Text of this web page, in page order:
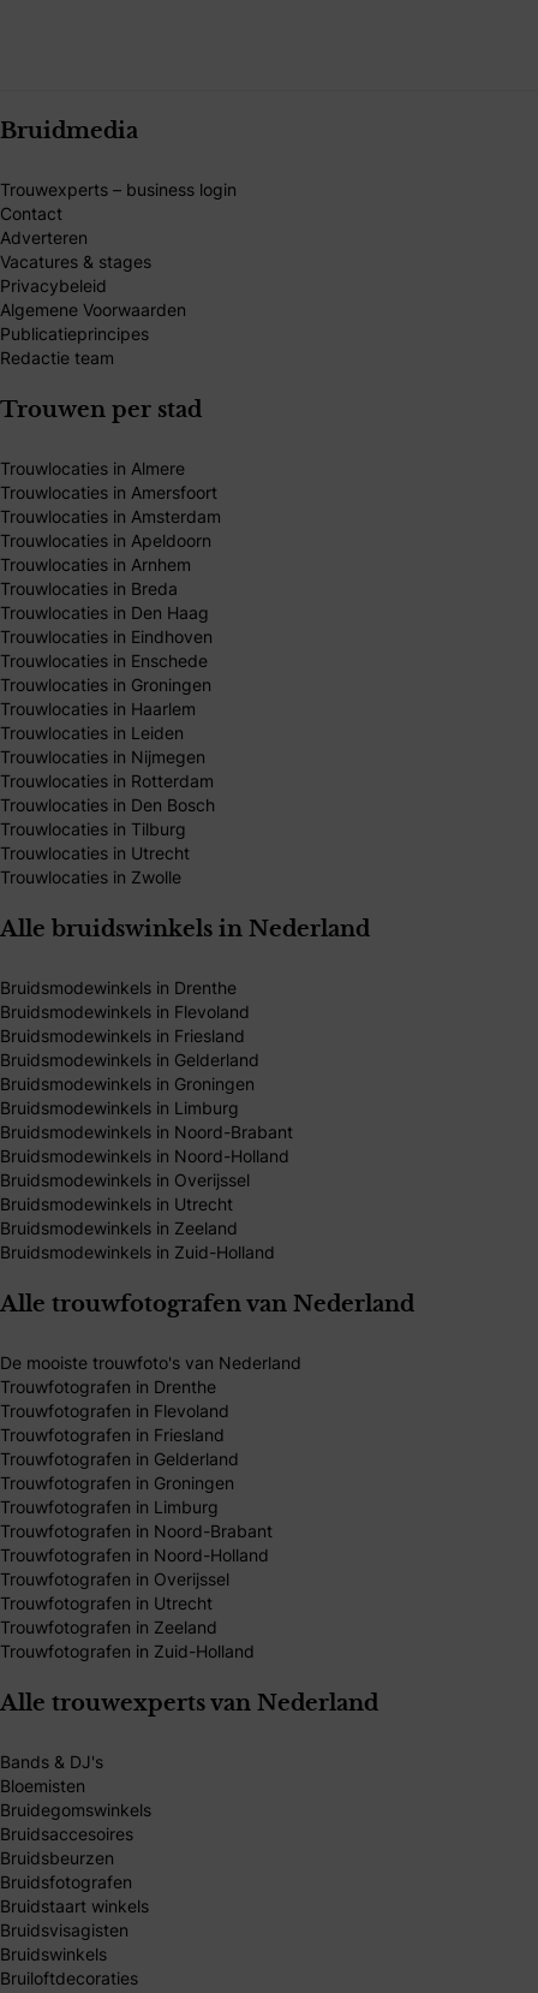
Bruidmedia
Trouwexperts – business login
Contact
Adverteren
Vacatures & stages
Privacybeleid
Algemene Voorwaarden
Publicatieprincipes
Redactie team
Trouwen per stad
Trouwlocaties in Almere
Trouwlocaties in Amersfoort
Trouwlocaties in Amsterdam
Trouwlocaties in Apeldoorn
Trouwlocaties in Arnhem
Trouwlocaties in Breda
Trouwlocaties in Den Haag
Trouwlocaties in Eindhoven
Trouwlocaties in Enschede
Trouwlocaties in Groningen
Trouwlocaties in Haarlem
Trouwlocaties in Leiden
Trouwlocaties in Nijmegen
Trouwlocaties in Rotterdam
Trouwlocaties in Den Bosch
Trouwlocaties in Tilburg
Trouwlocaties in Utrecht
Trouwlocaties in Zwolle
Alle bruidswinkels in Nederland
Bruidsmodewinkels in Drenthe
Bruidsmodewinkels in Flevoland
Bruidsmodewinkels in Friesland
Bruidsmodewinkels in Gelderland
Bruidsmodewinkels in Groningen
Bruidsmodewinkels in Limburg
Bruidsmodewinkels in Noord-Brabant
Bruidsmodewinkels in Noord-Holland
Bruidsmodewinkels in Overijssel
Bruidsmodewinkels in Utrecht
Bruidsmodewinkels in Zeeland
Bruidsmodewinkels in Zuid-Holland
Alle trouwfotografen van Nederland
De mooiste trouwfoto's van Nederland
Trouwfotografen in Drenthe
Trouwfotografen in Flevoland
Trouwfotografen in Friesland
Trouwfotografen in Gelderland
Trouwfotografen in Groningen
Trouwfotografen in Limburg
Trouwfotografen in Noord-Brabant
Trouwfotografen in Noord-Holland
Trouwfotografen in Overijssel
Trouwfotografen in Utrecht
Trouwfotografen in Zeeland
Trouwfotografen in Zuid-Holland
Alle trouwexperts van Nederland
Bands & DJ's
Bloemisten
Bruidegomswinkels
Bruidsaccesoires
Bruidsbeurzen
Bruidsfotografen
Bruidstaart winkels
Bruidsvisagisten
Bruidswinkels
Bruiloftdecoraties